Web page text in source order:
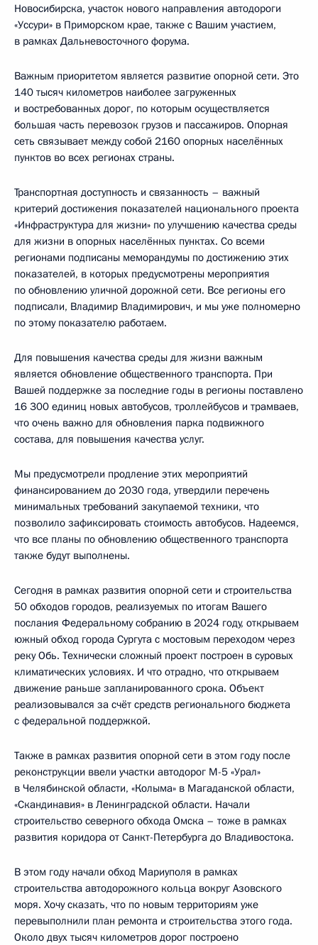
Новосибирска, участок нового направления автодороги
«Уссури» в Приморском крае, также с Вашим участием,
в рамках Дальневосточного форума.
Важным приоритетом является развитие опорной сети. Это
140 тысяч километров наиболее загруженных
и востребованных дорог, по которым осуществляется
большая часть перевозок грузов и пассажиров. Опорная
сеть связывает между собой 2160 опорных населённых
пунктов во всех регионах страны.
Транспортная доступность и связанность – важный
критерий достижения показателей национального проекта
«Инфраструктура для жизни» по улучшению качества среды
для жизни в опорных населённых пунктах. Со всеми
регионами подписаны меморандумы по достижению этих
показателей, в которых предусмотрены мероприятия
по обновлению уличной дорожной сети. Все регионы его
подписали, Владимир Владимирович, и мы уже полномерно
по этому показателю работаем.
Для повышения качества среды для жизни важным
является обновление общественного транспорта. При
Вашей поддержке за последние годы в регионы поставлено
16 300 единиц новых автобусов, троллейбусов и трамваев,
что очень важно для обновления парка подвижного
состава, для повышения качества услуг.
Мы предусмотрели продление этих мероприятий
финансированием до 2030 года, утвердили перечень
минимальных требований закупаемой техники, что
позволило зафиксировать стоимость автобусов. Надеемся,
что все планы по обновлению общественного транспорта
также будут выполнены.
Сегодня в рамках развития опорной сети и строительства
50 обходов городов, реализуемых по итогам Вашего
послания Федеральному собранию в 2024 году, открываем
южный обход города Сургута с мостовым переходом через
реку Обь. Технически сложный проект построен в суровых
климатических условиях. И что отрадно, что открываем
движение раньше запланированного срока. Объект
реализовывался за счёт средств регионального бюджета
с федеральной поддержкой.
Также в рамках развития опорной сети в этом году после
реконструкции ввели участки автодорог М-5 «Урал»
в Челябинской области, «Колыма» в Магаданской области,
«Скандинавия» в Ленинградской области. Начали
строительство северного обхода Омска – тоже в рамках
развития коридора от Санкт-Петербурга до Владивостока.
В этом году начали обход Мариуполя в рамках
строительства автодорожного кольца вокруг Азовского
моря. Хочу сказать, что по новым территориям уже
перевыполнили план ремонта и строительства этого года.
Около двух тысяч километров дорог построено